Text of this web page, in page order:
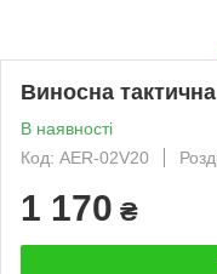
Виносна
В наявності
Код: AER-02V20
1 170 ₴